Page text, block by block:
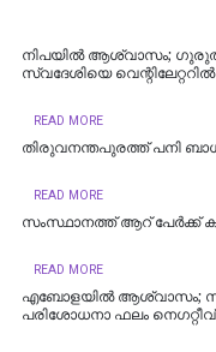
നിപയിൽ ആശ്വാസം;
സ്വദേശിയെ വെന്റിലേറ്ററിൽ
READ MORE
തിരുവനന്തപുരത്ത് പനി
READ MORE
സംസ്ഥാനത്ത് ആറ് പേര്‍ക്ക്
READ MORE
എബോളയിൽ ആശ്വാസം;
പരിശോധനാ ഫലം നെഗറ്റീവ്